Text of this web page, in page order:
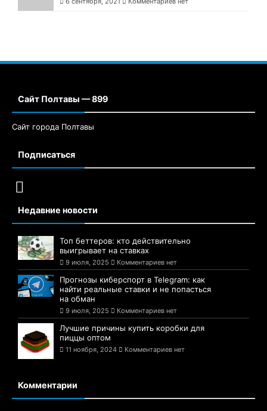
Сайт Полтавы — 899
Сайт города Полтавы
Подписаться
Недавние новости
Топ беттеров: кто действительно
выигрывает на ставках
9 июля, 2025 Комментариев нет
Прогнозы киберспорт в Telegram: как
найти реальные ставки и не попасться
на обман
9 июля, 2025 Комментариев нет
Лучшие причины купить коробки для
пиццы оптом
11 ноября, 2024 Комментариев нет
Комментарии